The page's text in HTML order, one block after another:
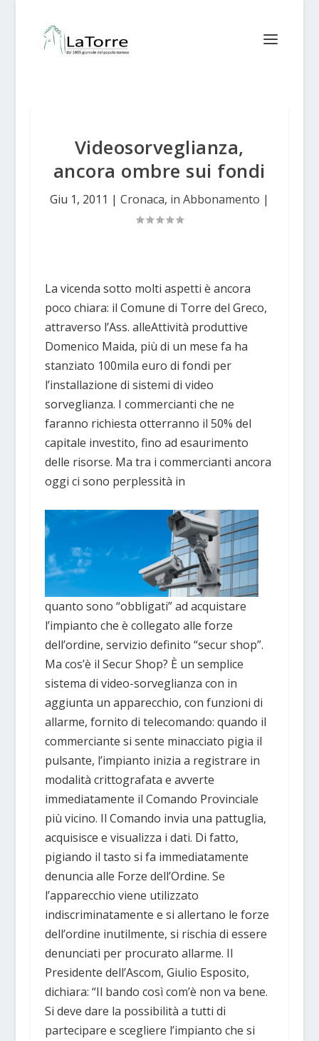
Videosorveglianza,
ancora ombre sui fondi
Giu 1, 2011 | Cronaca, in Abbonamento |
La vicenda sotto molti aspetti è ancora
poco chiara: il Comune di Torre del Greco,
attraverso l’Ass. alleAttività produttive
Domenico Maida, più di un mese fa ha
stanziato 100mila euro di fondi per
l’installazione di sistemi di video
sorveglianza. I commercianti che ne
faranno richiesta otterranno il 50% del
capitale investito, fino ad esaurimento
delle risorse. Ma tra i commercianti ancora
oggi ci sono perplessità in
quanto sono “obbligati” ad acquistare
l’impianto che è collegato alle forze
dell’ordine, servizio definito “secur shop”.
Ma cos’è il Secur Shop? È un semplice
sistema di video-sorveglianza con in
aggiunta un apparecchio, con funzioni di
allarme, fornito di telecomando: quando il
commerciante si sente minacciato pigia il
pulsante, l’impianto inizia a registrare in
modalità crittografata e avverte
immediatamente il Comando Provinciale
più vicino. Il Comando invia una pattuglia,
acquisisce e visualizza i dati. Di fatto,
pigiando il tasto si fa immediatamente
denuncia alle Forze dell’Ordine. Se
l’apparecchio viene utilizzato
indiscriminatamente e si allertano le forze
dell’ordine inutilmente, si rischia di essere
denunciati per procurato allarme. Il
Presidente dell’Ascom, Giulio Esposito,
dichiara: “Il bando così com’è non va bene.
Si deve dare la possibilità a tutti di
partecipare e scegliere l’impianto che si